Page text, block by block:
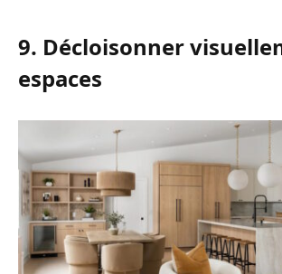
9. Décloisonner
espaces